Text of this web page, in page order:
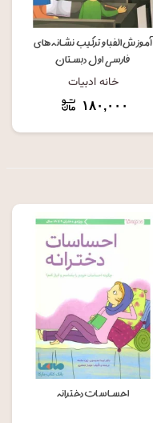
آموزش الفبا و ترکیب نشانه های
فارسی اول دبستان
خانه ادبیات
۱۸۰,۰۰۰
احساسات دخترانه